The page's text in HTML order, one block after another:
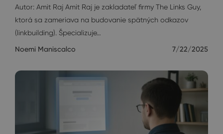
Autor: Amit Raj Amit Raj je zakladateľ firmy The Links Guy,
ktorá sa zameriava na budovanie spätných odkazov
(linkbuilding). Špecializuje…
Noemi Maniscalco 7/22/2025